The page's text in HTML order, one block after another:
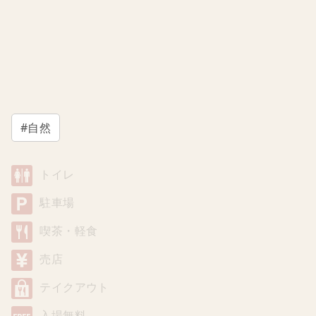
#自然
トイレ
駐車場
喫茶・軽食
売店
テイクアウト